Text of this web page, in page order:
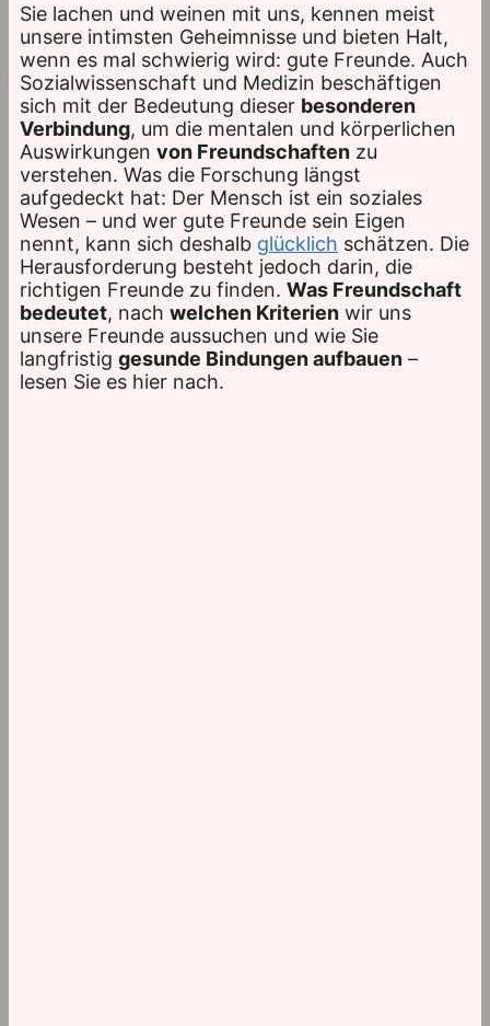
Sie lachen und weinen mit uns, kennen meist
unsere intimsten Geheimnisse und bieten Halt,
wenn es mal schwierig wird: gute Freunde. Auch
Sozialwissenschaft und Medizin beschäftigen
sich mit der Bedeutung dieser besonderen
Verbindung, um die mentalen und körperlichen
Auswirkungen von Freundschaften zu
verstehen. Was die Forschung längst
aufgedeckt hat: Der Mensch ist ein soziales
Wesen – und wer gute Freunde sein Eigen
nennt, kann sich deshalb glücklich schätzen. Die
Herausforderung besteht jedoch darin, die
richtigen Freunde zu finden. Was Freundschaft
bedeutet, nach welchen Kriterien wir uns
unsere Freunde aussuchen und wie Sie
langfristig gesunde Bindungen aufbauen –
lesen Sie es hier nach.